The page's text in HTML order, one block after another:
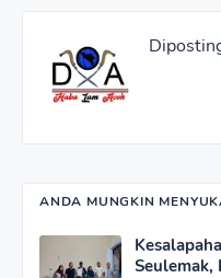
ANDA MUNGKIN
Seulemak,